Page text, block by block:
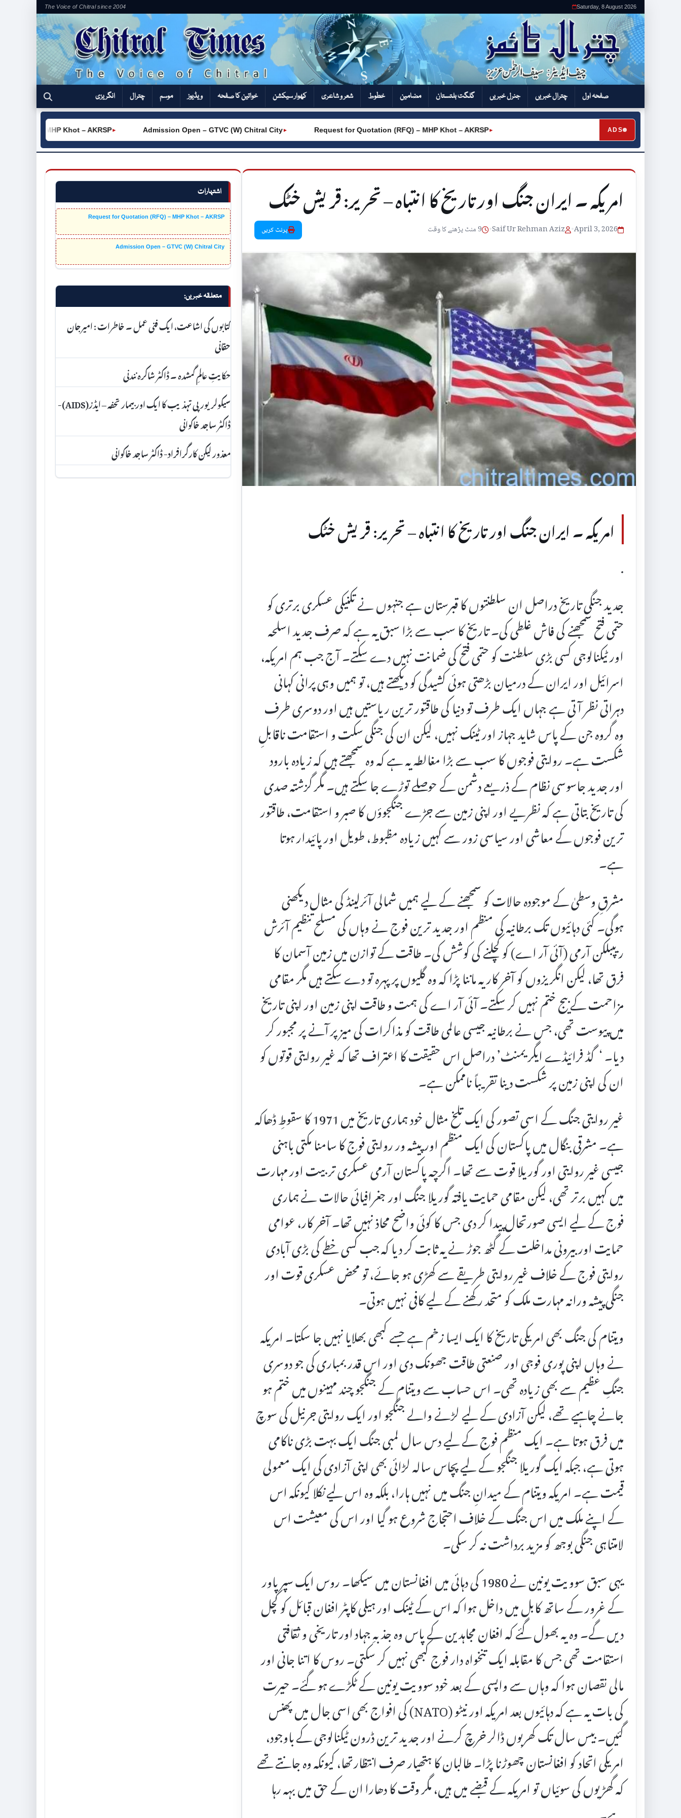
The Voice of Chitral since 2004 Saturday, 8 August 2026
صفحہ اول چترال خبریں جنرل خبریں گلگت بلتستان مضامین خطوط شعر و شاعری کھوار سیکشن‎ خواتین کا صفحہ ویڈیوز موسم چترال انگریزی
ADS
►
– MHP Khot – AKRSP ►
Request for Quotation (RFQ) – MHP Khot – AKRSP
►
Admission Open – GTVC (W) Chitral City
اشتہارات
Request for Quotation (RFQ) – MHP Khot – AKRSP
Admission Open – GTVC (W) Chitral City
متعلقہ خبریں:
کتابوں کی اشاعت، ایک فنی عمل ۔ خاطرات : امیرجان
حقانی
حکایتِ عالمِ گمشدہ ۔ ڈاکٹر شاکرہ نندنی
سیکولریورپی تہذیب کا ایک اور بیمار تحفہ – ایڈز(AIDS)-
ڈاکٹر ساجد خاکوانی
معذور لیکن کارگرافراد- ڈاکٹر ساجد خاکوانی
امریکہ ۔ ایران جنگ اور تاریخ کا انتباہ – تحریر: قریش خٹک
April 3, 2026
•
Saif Ur Rehman Aziz
• 9 منٹ پڑھنے کا وقت پرنٹ کریں
امریکہ ۔ ایران جنگ اور تاریخ کا انتباہ – تحریر: قریش خٹک
.
جدید جنگی تاریخ دراصل ان سلطنتوں کا قبرستان ہے جنہوں نے تکنیکی عسکری برتری کو
حتمی فتح سمجھنے کی فاش غلطی کی۔ تاریخ کا سب سے بڑا سبق یہ ہے کہ صرف جدید اسلحہ
اور ٹیکنالوجی کسی بڑی سلطنت کو حتمی فتح کی ضمانت نہیں دے سکتے۔ آج جب ہم امریکہ،
اسرائیل اور ایران کے درمیان بڑھتی ہوئی کشیدگی کو دیکھتے ہیں، تو ہمیں وہی پرانی کہانی
دہراتی نظر آتی ہے جہاں ایک طرف تو دنیا کی طاقتور ترین ریاستیں ہیں اور دوسری طرف
وہ گروہ جن کے پاس شاید جہاز اور ٹینک نہیں، لیکن ان کی جنگی سکت و استقامت ناقابلِ
شکست ہے۔ روایتی فوجوں کا سب سے بڑا مغالطہ یہ ہے کہ وہ سمجھتے ہیں کہ زیادہ بارود
اور جدید جاسوسی نظام کے ذریعے دشمن کے حوصلے توڑے جا سکتے ہیں۔ مگر گزشتہ صدی
کی تاریخ بتاتی ہے کہ نظریے اور اپنی زمین سے جڑے جنگجوؤں کا صبر و استقامت، طاقتور
ترین فوجوں کے معاشی اور سیاسی زور سے کہیں زیادہ مظبوط، طویل اور پائیدار ہوتا
ہے۔
مشرقِ وسطیٰ کے موجودہ حالات کو سمجھنے کے لیے ہمیں شمالی آئرلینڈ کی مثال دیکھنی
ہوگی۔ کئی دہائیوں تک برطانیہ کی منظم اور جدید ترین فوج نے وہاں کی مسلح تنظیم آئرش
ریپبلکن آرمی (آئی آر اے) کو کچلنے کی کوشش کی۔ طاقت کے توازن میں زمین آسمان کا
فرق تھا، لیکن انگریزوں کو آخر کار یہ ماننا پڑا کہ وہ گلیوں پر پہرہ تو دے سکتے ہیں مگر مقامی
مزاحمت کے بیج ختم نہیں کر سکتے۔ آئی آر اے کی ہمت و طاقت اپنی زمین اور اپنی تاریخ
میں پیوست تھی، جس نے برطانیہ جیسی عالمی طاقت کو مذاکرات کی میز پر آنے پر مجبور کر
دیا۔ ‘گڈ فرائیڈے ایگریمنٹ’ دراصل اس حقیقت کا اعتراف تھا کہ غیر روایتی قوتوں کو
ان کی اپنی زمین پر شکست دینا تقریباً ناممکن ہے۔
غیر روایتی جنگ کے اسی تصور کی ایک تلخ مثال خود ہماری تاریخ میں 1971 کا سقوطِ ڈھاکہ
ہے۔ مشرقی بنگال میں پاکستان کی ایک منظم اور پیشہ ور روایتی فوج کا سامنا مکتی باہنی
جیسی غیر روایتی اور گوریلا قوت سے تھا۔ اگرچہ پاکستان آرمی عسکری تربیت اور مہارت
میں کہیں برتر تھی، لیکن مقامی حمایت یافتہ گوریلا جنگ اور جغرافیائی حالات نے ہماری
فوج کے لیے ایسی صورتحال پیدا کر دی جس کا کوئی واضح محاذ نہیں تھا۔ آخر کار، عوامی
حمایت اور بیرونی مداخلت کے گٹھ جوڑ نے یہ ثابت کر دیا کہ جب کسی خطے کی بڑی آبادی
روایتی فوج کے خلاف غیر روایتی طریقے سے کھڑی ہو جائے، تو محض عسکری قوت اور
جنگی پیشہ ورانہ مہارت ملک کو متحد رکھنے کے لیے کافی نہیں ہوتی۔
ویتنام کی جنگ بھی امریکی تاریخ کا ایک ایسا زخم ہے جسے کبھی بھلایا نہیں جا سکتا۔ امریکہ
نے وہاں اپنی پوری فوجی اور صنعتی طاقت جھونک دی اور اس قدر بمباری کی جو دوسری
جنگِ عظیم سے بھی زیادہ تھی۔ اس حساب سے ویتنام کے جنگجو چند مہینوں میں ختم ہو
جانے چاہیے تھے، لیکن آزادی کے لیے لڑنے والے جنگجو اور ایک روایتی جرنیل کی سوچ
میں فرق ہوتا ہے۔ ایک منظم فوج کے لیے دس سال لمبی جنگ ایک بہت بڑی ناکامی
ہوتی ہے، جبکہ ایک گوریلا جنگجو کے لیے پچاس سالہ لڑائی بھی اپنی آزادی کی ایک معمولی
قیمت ہے۔ امریکہ ویتنام کے میدانِ جنگ میں نہیں ہارا، بلکہ وہ اس لیے نکلا کیونکہ اس
کے اپنے ملک میں اس جنگ کے خلاف احتجاج شروع ہو گیا اور اس کی معیشت اس
لامتناہی جنگی بوجھ کو مزید برداشت نہ کر سکی۔
یہی سبق سوویت یونین نے 1980 کی دہائی میں افغانستان میں سیکھا۔ روس ایک سپر پاور
کے غرور کے ساتھ کابل میں داخل ہوا کہ اس کے ٹینک اور ہیلی کاپٹر افغان قبائل کو کچل
دیں گے۔ وہ یہ بھول گئے کہ افغان مجاہدین کے پاس وہ جذبہِ جہاد اور تاریخی و ثقافتی
استقامت تھی جس کا مقابلہ ایک تنخواہ دار فوج کبھی نہیں کر سکتی۔ روس کا اتنا جانی اور
مالی نقصان ہوا کہ وہاں سے واپسی کے بعد خود سوویت یونین کے ٹکڑے ہو گئے۔ حیرت
کی بات یہ ہے کہ دہائیوں بعد امریکہ اور نیٹو (NATO) کی افواج بھی اسی جال میں پھنس
گئیں۔ بیس سال تک کھربوں ڈالر خرچ کرنے اور جدید ترین ڈرون ٹیکنالوجی کے باوجود،
امریکی اتحاد کو افغانستان چھوڑنا پڑا۔ طالبان کا ہتھیار صرف انتظارتھا، کیونکہ وہ جانتے تھے
کہ گھڑیوں کی سوئیاں تو امریکہ کے قبضے میں ہیں، مگر وقت کا دھارا ان کے حق میں بہہ رہا
ہے۔